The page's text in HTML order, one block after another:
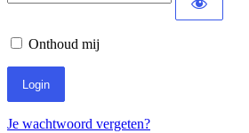
Onthoud mij
Je wachtwoord vergeten?